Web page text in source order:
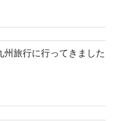
州旅行に行ってきました